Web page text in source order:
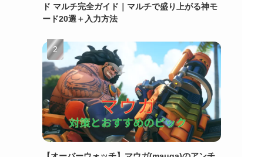
ド マルチ完全ガイド｜マルチで盛り上がる神モ
ード20選＋入力方法